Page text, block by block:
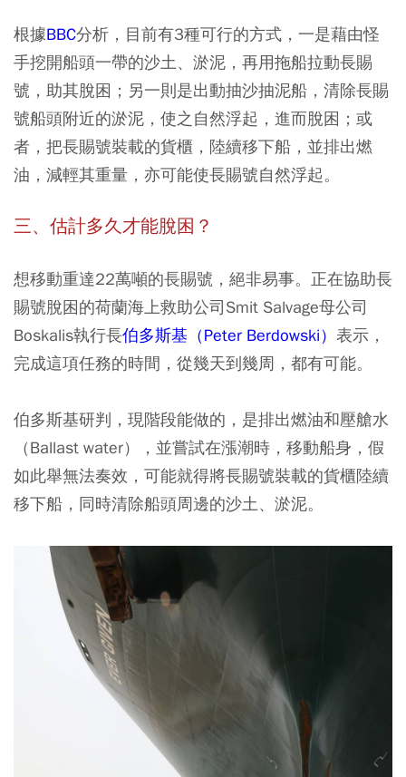
根據BBC分析，目前有3種可行的方式，一是藉由怪
手挖開船頭一帶的沙土、淤泥，再用拖船拉動長賜
號，助其脫困；另一則是出動抽沙抽泥船，清除長賜
號船頭附近的淤泥，使之自然浮起，進而脫困；或
者，把長賜號裝載的貨櫃，陸續移下船，並排出燃
油，減輕其重量，亦可能使長賜號自然浮起。
三、估計多久才能脫困？
想移動重達22萬噸的長賜號，絕非易事。正在協助長
賜號脫困的荷蘭海上救助公司Smit Salvage母公司
Boskalis執行長伯多斯基（Peter Berdowski） 表示，
完成這項任務的時間，從幾天到幾周，都有可能。
伯多斯基研判，現階段能做的，是排出燃油和壓艙水
（Ballast water），並嘗試在漲潮時，移動船身，假
如此舉無法奏效，可能就得將長賜號裝載的貨櫃陸續
移下船，同時清除船頭周邊的沙土、淤泥。